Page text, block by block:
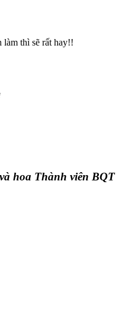
làm thì sẽ rất hay!!
hoa Thành viên BQT